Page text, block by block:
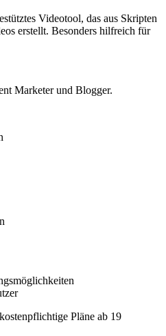
Videotool, das aus Skripten
erstellt. Besonders hilfreich für
Marketer und Blogger.
Pläne ab 19